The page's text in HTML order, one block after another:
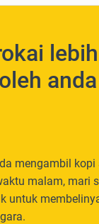
mengambil
malam, mari
untuk